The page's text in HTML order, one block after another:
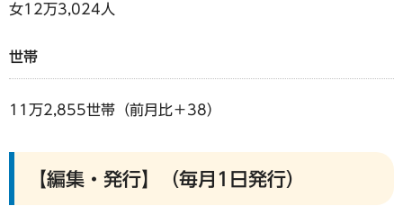
女12万3,024人
世帯
11万2,855世帯（前月比＋38）
【編集・発行】（毎月1日発行）